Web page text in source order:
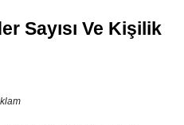
Sayısı Ve Kişilik